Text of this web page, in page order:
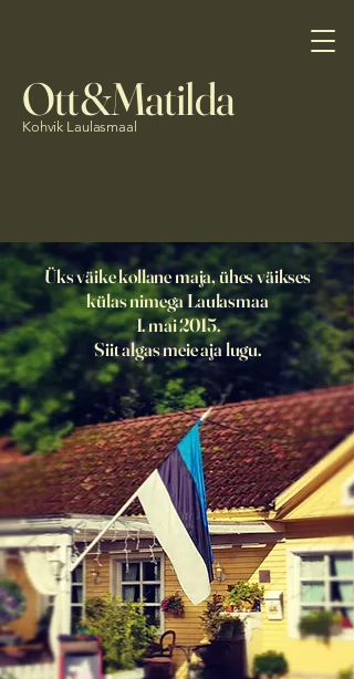
Ott&Matilda
Kohvik Laulasmaal
Üks väike kollane maja, ühes väikses
külas nimega Laulasmaa
1. mai 2015.
Siit algas meie aja lugu.